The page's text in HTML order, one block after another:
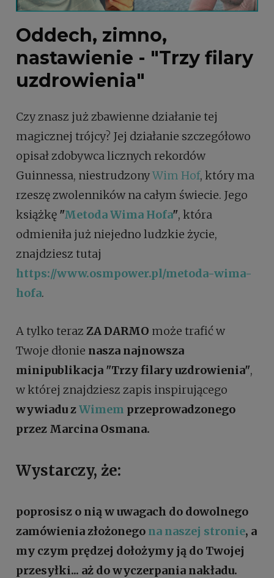
Oddech, zimno,
nastawienie - "Trzy filary
uzdrowienia"
Czy znasz już zbawienne działanie tej
magicznej trójcy? Jej działanie szczegółowo
opisał zdobywca licznych rekordów
Guinnessa, niestrudzonyWim Hof, który ma
rzeszę zwolenników na całym świecie. Jego
książkę "Metoda Wima Hofa", która
odmieniła już niejedno ludzkie życie,
znajdziesz tutaj
https://www.osmpower.pl/metoda-wima-
hofa.
A tylko teraz ZA DARMO może trafić w
Twoje dłonie nasza najnowsza
minipublikacja "Trzy filary uzdrowienia",
w której znajdziesz zapis inspirującego
wywiadu zWimem przeprowadzonego
przez Marcina Osmana.
Wystarczy, że:
poprosisz o nią w uwagach do dowolnego
zamówienia złożonego na naszej stronie, a
my czym prędzej dołożymy ją do Twojej
przesyłki... aż do wyczerpania nakładu.